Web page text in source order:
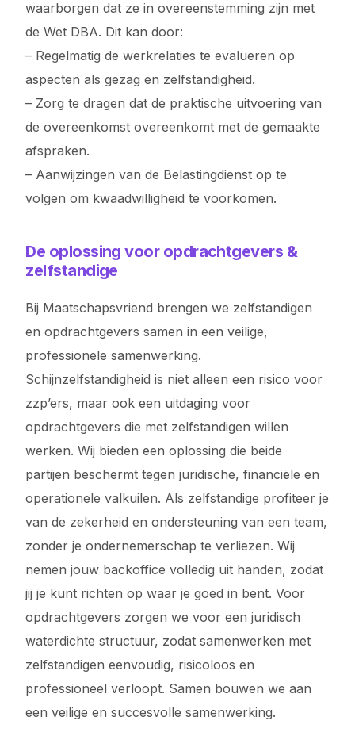
waarborgen dat ze in overeenstemming zijn met
de Wet DBA. Dit kan door:
– Regelmatig de werkrelaties te evalueren op
aspecten als gezag en zelfstandigheid.
– Zorg te dragen dat de praktische uitvoering van
de overeenkomst overeenkomt met de gemaakte
afspraken.
– Aanwijzingen van de Belastingdienst op te
volgen om kwaadwilligheid te voorkomen.
De oplossing voor opdrachtgevers &
zelfstandige
Bij Maatschapsvriend brengen we zelfstandigen
en opdrachtgevers samen in een veilige,
professionele samenwerking.
Schijnzelfstandigheid is niet alleen een risico voor
zzp’ers, maar ook een uitdaging voor
opdrachtgevers die met zelfstandigen willen
werken. Wij bieden een oplossing die beide
partijen beschermt tegen juridische, financiële en
operationele valkuilen. Als zelfstandige profiteer je
van de zekerheid en ondersteuning van een team,
zonder je ondernemerschap te verliezen. Wij
nemen jouw backoffice volledig uit handen, zodat
jij je kunt richten op waar je goed in bent. Voor
opdrachtgevers zorgen we voor een juridisch
waterdichte structuur, zodat samenwerken met
zelfstandigen eenvoudig, risicoloos en
professioneel verloopt. Samen bouwen we aan
een veilige en succesvolle samenwerking.